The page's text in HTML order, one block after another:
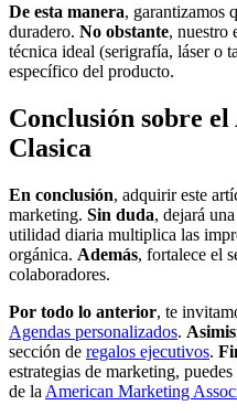
De esta manera, garantizamos
duradero. No obstante, nuestro
técnica ideal (serigrafía, láser o
específico del producto.
Conclusión sobre
Clasica
En conclusión, adquirir este
marketing. Sin duda, dejará
utilidad diaria multiplica las
orgánica. Además, fortalece el
colaboradores.
Por todo lo anterior, te
Agendas personalizados.
sección de regalos ejecutivos.
estrategias de marketing,
de la American Marketing